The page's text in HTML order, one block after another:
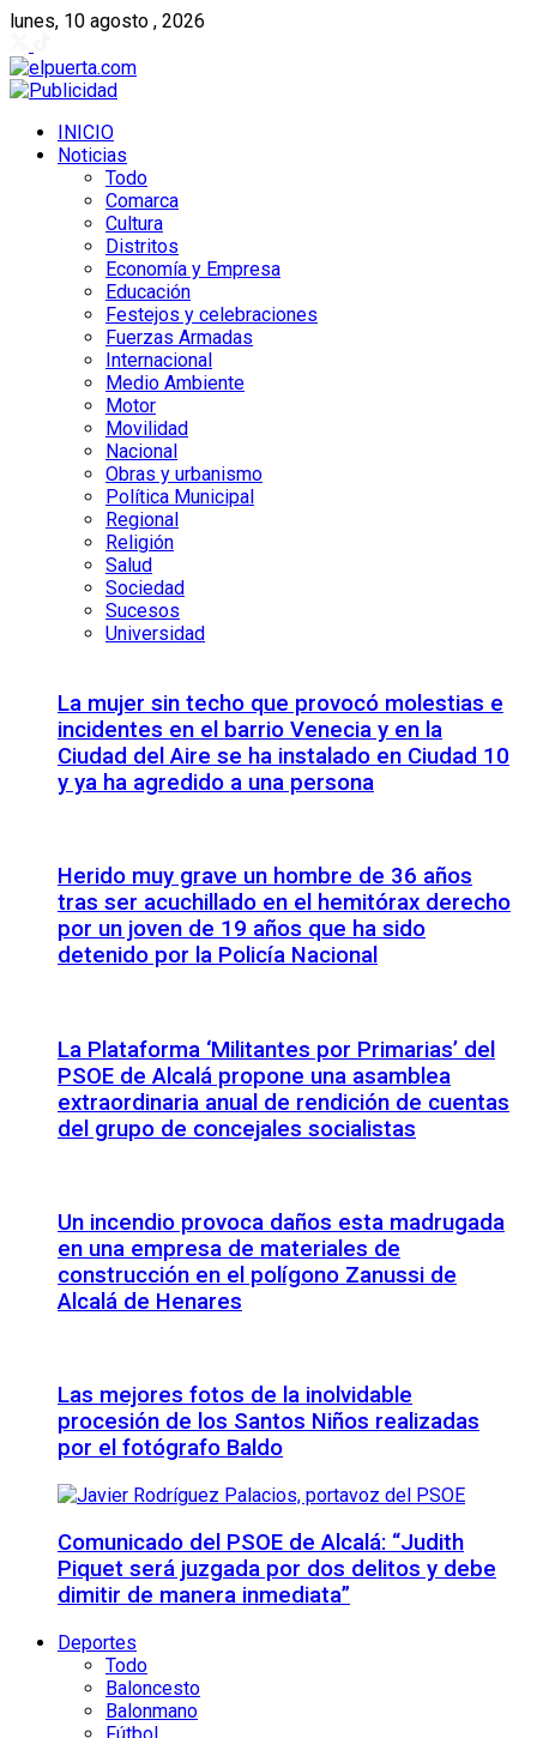
lunes, 10 agosto , 2026
INICIO
Noticias
Todo
Comarca
Cultura
Distritos
Economía y Empresa
Educación
Festejos y celebraciones
Fuerzas Armadas
Internacional
Medio Ambiente
Motor
Movilidad
Nacional
Obras y urbanismo
Política Municipal
Regional
Religión
Salud
Sociedad
Sucesos
Universidad
La mujer sin techo que provocó molestias e
incidentes en el barrio Venecia y en la
Ciudad del Aire se ha instalado en Ciudad 10
y ya ha agredido a una persona
Herido muy grave un hombre de 36 años
tras ser acuchillado en el hemitórax derecho
por un joven de 19 años que ha sido
detenido por la Policía Nacional
La Plataforma ‘Militantes por Primarias’ del
PSOE de Alcalá propone una asamblea
extraordinaria anual de rendición de cuentas
del grupo de concejales socialistas
Un incendio provoca daños esta madrugada
en una empresa de materiales de
construcción en el polígono Zanussi de
Alcalá de Henares
Las mejores fotos de la inolvidable
procesión de los Santos Niños realizadas
por el fotógrafo Baldo
Comunicado del PSOE de Alcalá: “Judith
Piquet será juzgada por dos delitos y debe
dimitir de manera inmediata”
Deportes
Todo
Baloncesto
Balonmano
Fútbol